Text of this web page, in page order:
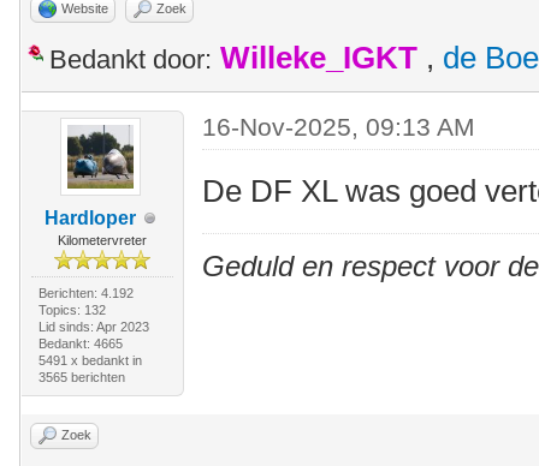
Website Zoek
Bedankt door: Willeke_IGKT , de
Hardloper
Kilometervreter
Berichten: 4.192
Topics: 132
Lid sinds: Apr 2023
Bedankt: 4665
5491 x bedankt in
3565 berichten
16-Nov-2025, 09:13 AM
De DF XL was goed
Geduld en respect voor
Zoek